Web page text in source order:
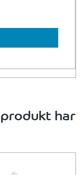
har